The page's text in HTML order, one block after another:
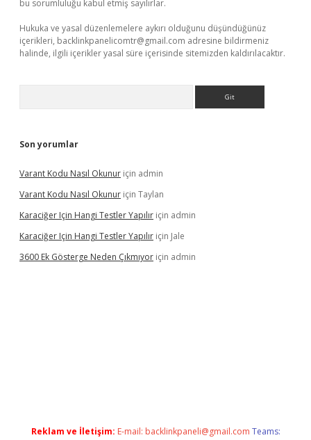
bu sorumluluğu kabul etmiş sayılırlar.
Hukuka ve yasal düzenlemelere aykırı olduğunu düşündüğünüz
içerikleri, backlinkpanelicomtr@gmail.com adresine bildirmeniz
halinde, ilgili içerikler yasal süre içerisinde sitemizden kaldırılacaktır.
Son yorumlar
Varant Kodu Nasıl Okunur için admin
Varant Kodu Nasıl Okunur için Taylan
Karaciğer Için Hangi Testler Yapılır için admin
Karaciğer Için Hangi Testler Yapılır için Jale
3600 Ek Gösterge Neden Çıkmıyor için admin
Reklam ve İletişim: E-mail: backlinkpaneli@gmail.com Teams: